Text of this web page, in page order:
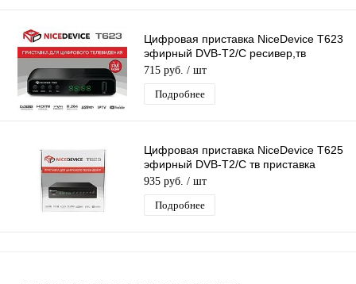
Цифровая приставка NiceDevice T623
эфирный DVB-T2/C ресивер,тв
приставка для бесплатного тв тюнер
715 руб. / шт
Подробнее
Цифровая приставка NiceDevice T625
эфирный DVB-T2/C тв приставка
бесплатное тв тюнер медиаплеер
935 руб. / шт
Подробнее